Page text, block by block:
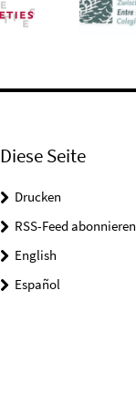
Diese Seite
Drucken
RSS-Feed abonnieren
English
Español